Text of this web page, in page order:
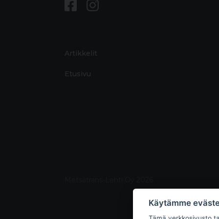
Artikkelit
Etusivu
Käytämme